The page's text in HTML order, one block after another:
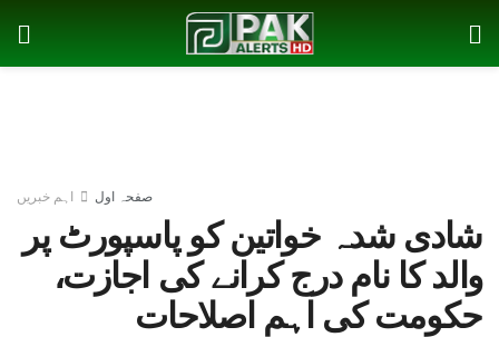
صفحہ اول اہم خبریں
شادی شدہ خواتین کو پاسپورٹ پر
والد کا نام درج کرانے کی اجازت،
حکومت کی اہم اصلاحات